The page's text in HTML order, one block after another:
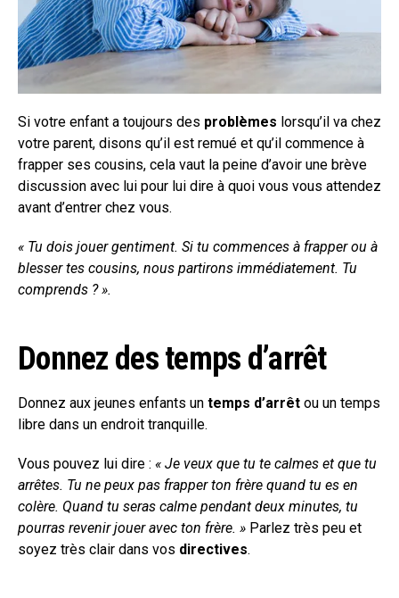
Si votre enfant a toujours des problèmes lorsqu’il va chez
votre parent, disons qu’il est remué et qu’il commence à
frapper ses cousins, cela vaut la peine d’avoir une brève
discussion avec lui pour lui dire à quoi vous vous attendez
avant d’entrer chez vous.
« Tu dois jouer gentiment. Si tu commences à frapper ou à
blesser tes cousins, nous partirons immédiatement. Tu
comprends ? ».
Donnez des temps d’arrêt
Donnez aux jeunes enfants un temps d’arrêt ou un temps
libre dans un endroit tranquille.
Vous pouvez lui dire : « Je veux que tu te calmes et que tu
arrêtes. Tu ne peux pas frapper ton frère quand tu es en
colère. Quand tu seras calme pendant deux minutes, tu
pourras revenir jouer avec ton frère. » Parlez très peu et
soyez très clair dans vos directives.